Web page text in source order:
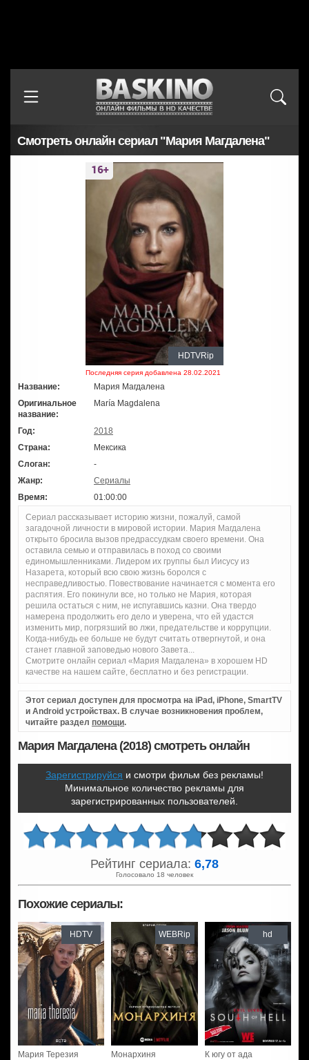
Смотреть онлайн сериал "Мария Магдалена"
HDTVRip
Последняя серия добавлена 28.02.2021
Название:
Мария Магдалена
Оригинальное
название:
María Magdalena
Год:
2018
Страна:
Мексика
Слоган:
-
Жанр:
Сериалы
Время:
01:00:00
Сериал рассказывает историю жизни, пожалуй, самой
загадочной личности в мировой истории. Мария Магдалена
открыто бросила вызов предрассудкам своего времени. Она
оставила семью и отправилась в поход со своими
единомышленниками. Лидером их группы был Иисусу из
Назарета, который всю свою жизнь боролся с
несправедливостью. Повествование начинается с момента его
распятия. Его покинули все, но только не Мария, которая
решила остаться с ним, не испугавшись казни. Она твердо
намерена продолжить его дело и уверена, что ей удастся
изменить мир, погрязший во лжи, предательстве и коррупции.
Когда-нибудь ее больше не будут считать отвергнутой, и она
станет главной заповедью нового Завета...
Смотрите онлайн сериал «Мария Магдалена» в хорошем HD
качестве на нашем сайте, бесплатно и без регистрации.
Этот сериал доступен для просмотра на iPad, iPhone, SmartTV
и Android устройствах. В случае возникновения проблем,
читайте раздел помощи.
Мария Магдалена (2018) смотреть онлайн
Зарегистрируйся и смотри фильм без рекламы!
Минимальное количество рекламы для
зарегистрированных пользователей.
Рейтинг сериала: 6,78
Голосовало 18 человек
Похожие сериалы:
Мария Терезия
HDTV
Монархиня
WEBRip
К югу от ада
hd